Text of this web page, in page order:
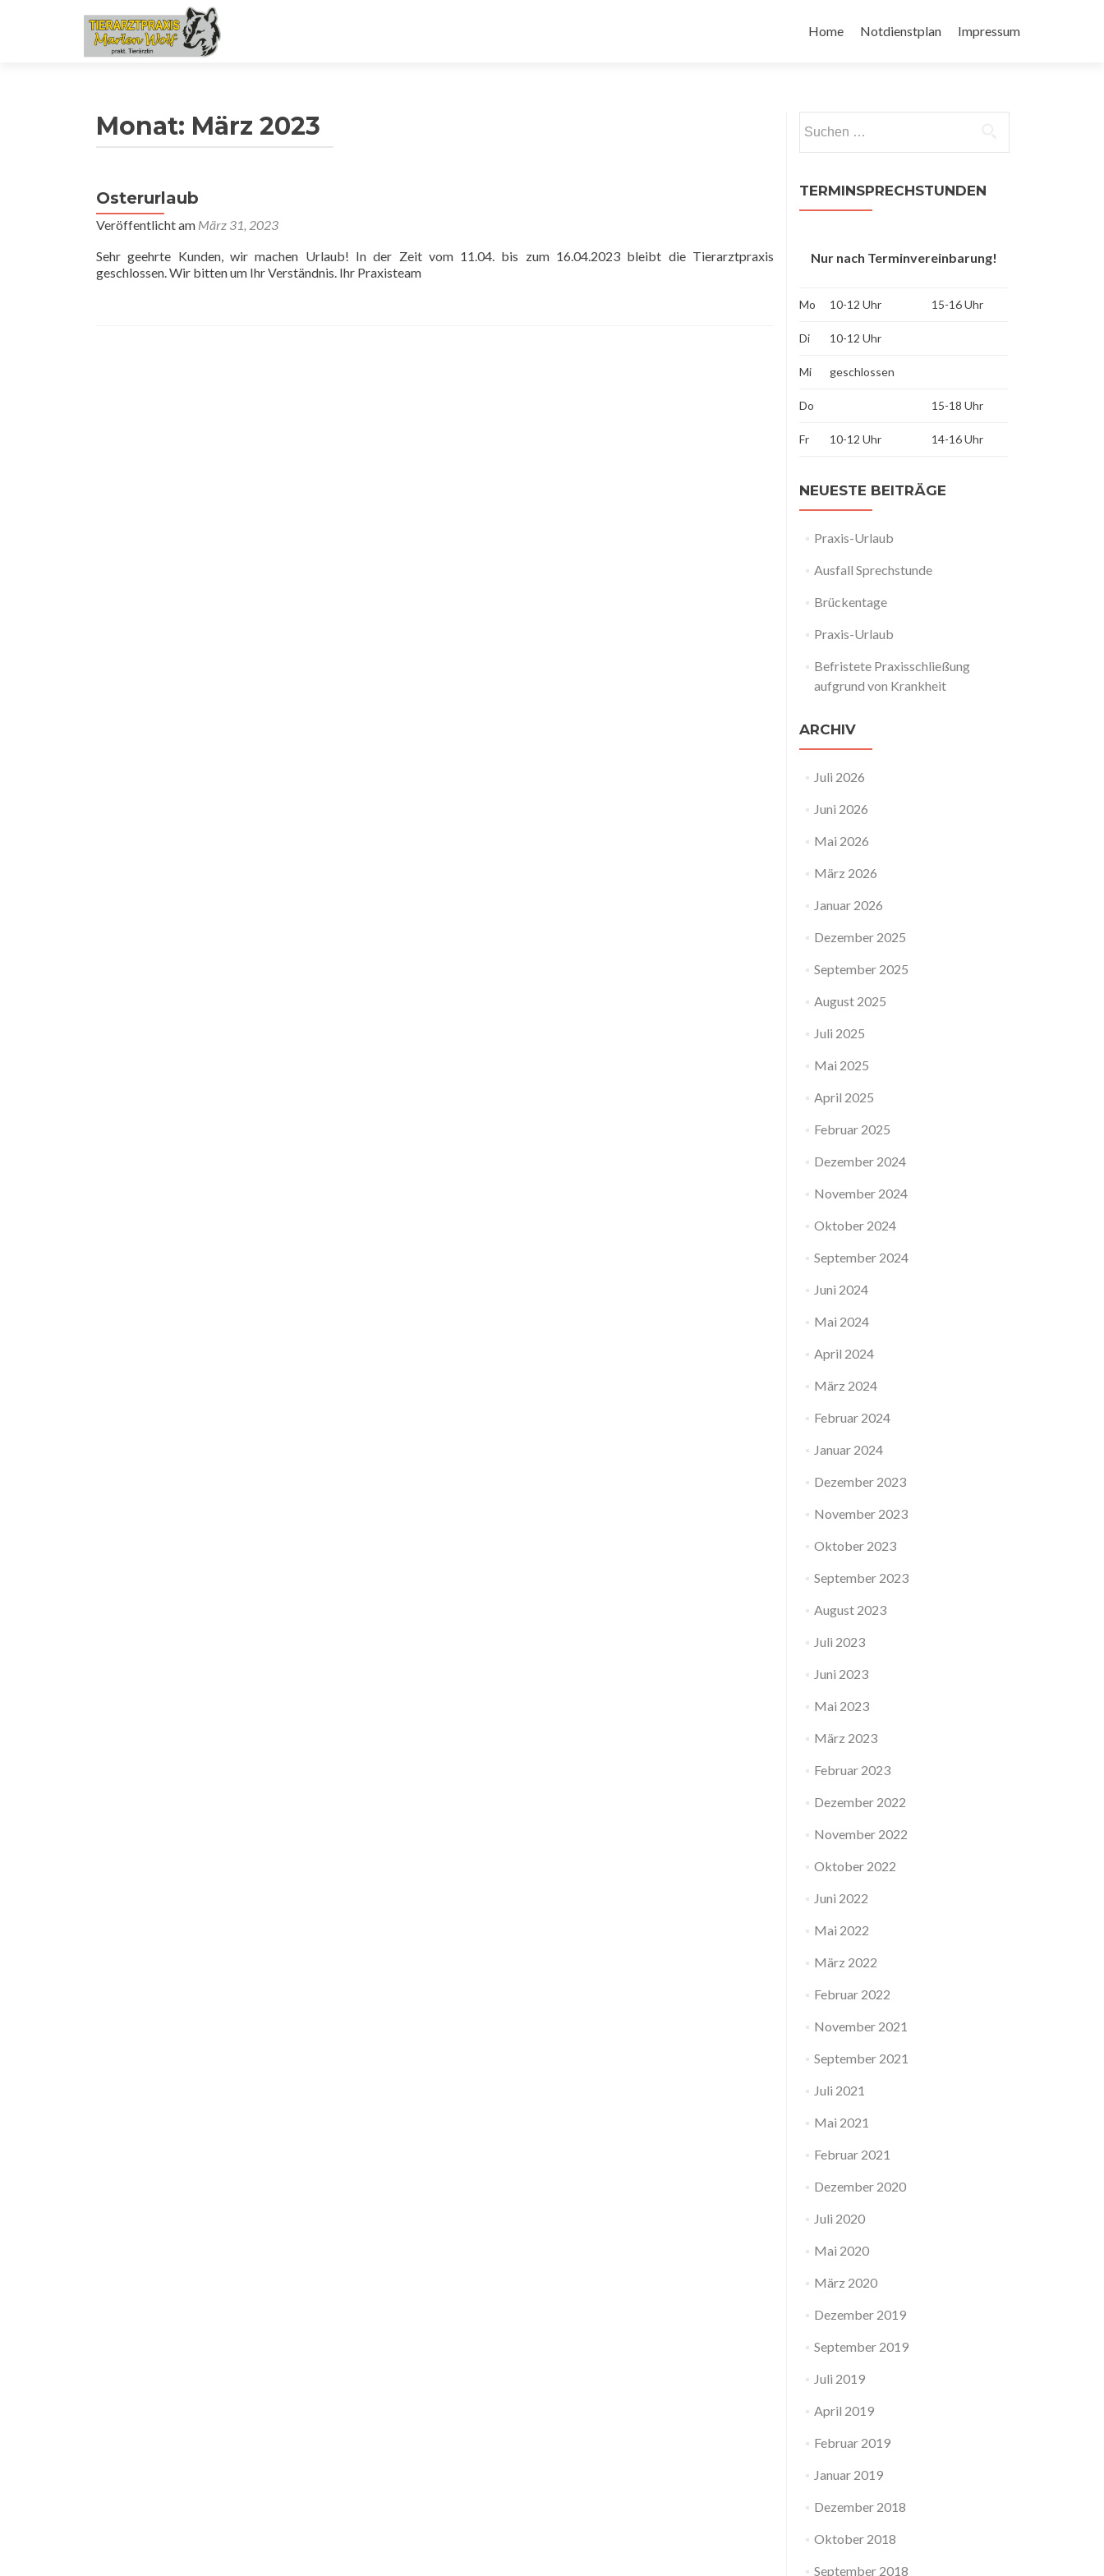
Inhalt
Home Notdienstplan Impressum
Monat: März 2023
Osterurlaub
Veröffentlicht am März 31, 2023
Sehr geehrte Kunden, wir machen Urlaub! In der Zeit vom 11.04. bis zum 16.04.2023 bleibt die Tierarztpraxis
geschlossen. Wir bitten um Ihr Verständnis. Ihr Praxisteam
nach:
TERMINSPRECHSTUNDEN
Nur nach Terminvereinbarung!
Mo 10-12 Uhr 15-16 Uhr
Di 10-12 Uhr
Mi geschlossen
Do 15-18 Uhr
Fr 10-12 Uhr 14-16 Uhr
NEUESTE BEITRÄGE
Praxis-Urlaub
Ausfall Sprechstunde
Brückentage
Praxis-Urlaub
Befristete Praxisschließung
aufgrund von Krankheit
ARCHIV
Juli 2026
Juni 2026
Mai 2026
März 2026
Januar 2026
Dezember 2025
September 2025
August 2025
Juli 2025
Mai 2025
April 2025
Februar 2025
Dezember 2024
November 2024
Oktober 2024
September 2024
Juni 2024
Mai 2024
April 2024
März 2024
Februar 2024
Januar 2024
Dezember 2023
November 2023
Oktober 2023
September 2023
August 2023
Juli 2023
Juni 2023
Mai 2023
März 2023
Februar 2023
Dezember 2022
November 2022
Oktober 2022
Juni 2022
Mai 2022
März 2022
Februar 2022
November 2021
September 2021
Juli 2021
Mai 2021
Februar 2021
Dezember 2020
Juli 2020
Mai 2020
März 2020
Dezember 2019
September 2019
Juli 2019
April 2019
Februar 2019
Januar 2019
Dezember 2018
Oktober 2018
September 2018